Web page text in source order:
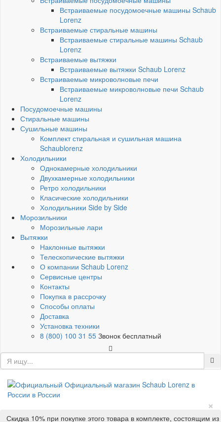
Встраиваемые посудомоечные машины Schaub
Lorenz
Встраиваемые стиральные машины
Встраиваемые стиральные машины Schaub
Lorenz
Встраиваемые вытяжки
Встраиваемые вытяжки Schaub Lorenz
Встраиваемые микроволновые печи
Встраиваемые микроволновые печи Schaub
Lorenz
Посудомоечные машины
Стиральные машины
Сушильные машины
Комплект стиральная и сушильная машина
Schaublorenz
Холодильники
Однокамерные холодильники
Двухкамерные холодильники
Ретро холодильники
Класические холодильники
Холодильники Side by Side
Морозильники
Морозильные лари
Вытяжки
Наклонные вытяжки
Телескопические вытяжки
О компании Schaub Lorenz
Сервисные центры
Контакты
Покупка в рассрочку
Способы оплаты
Доставка
Установка техники
8 (800) 100 31 55 Звонок бесплатный
×
Скидка 10% при покупке этого товара в комплекте, состоящим